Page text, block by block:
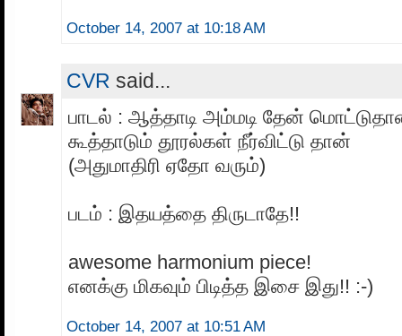
October 14, 2007 at 10:18 AM
CVR said...
பாடல் : ஆத்தாடி அம்மடி தேன்
கூத்தாடும் தூரல்கள் நீர்விட்டு தான்
(அதுமாதிரி ஏதோ வரும்)
படம் : இதயத்தை திருடாதே!!
awesome harmonium piece!
எனக்கு மிகவும் பிடித்த இசை இது!! :-)
October 14, 2007 at 10:51 AM